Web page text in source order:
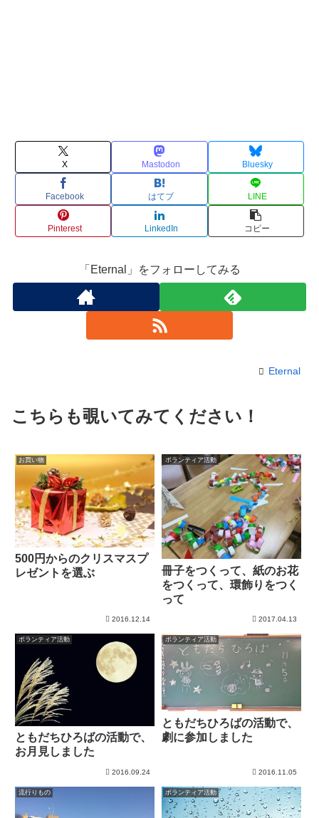
X Mastodon Bluesky
Facebook はてブ LINE
Pinterest LinkedIn コピー
「Eternal」をフォローしてみる
Eternal
こちらも覗いてみてください！
お買い物
500円からのクリスマスプ
レゼントを選ぶ
2016.12.14
ボランティア活動
冊子をつくって、紙のお花
をつくって、環飾りをつく
って
2017.04.13
ボランティア活動
ともだちひろばの活動で、
お月見しました
2016.09.24
ボランティア活動
ともだちひろばの活動で、
劇に参加しました
2016.11.05
流行りもの ボランティア活動